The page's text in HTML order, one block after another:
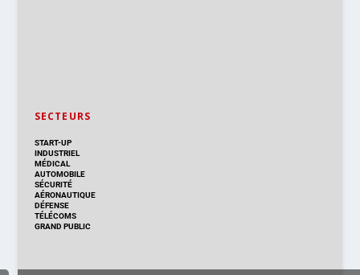
SECTEURS
START-UP
INDUSTRIEL
MÉDICAL
AUTOMOBILE
SÉCURITÉ
AÉRONAUTIQUE
DÉFENSE
TÉLÉCOMS
GRAND PUBLIC